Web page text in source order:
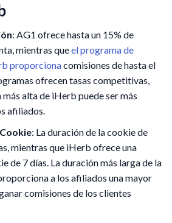
: AG1 ofrece hasta un 15% de
mientras queel programa de
proporcionacomisiones de hasta el
ofrecen tasas competitivas,
alta de iHerb puede ser más
afiliados.
: La duración de la cookie de
mientras que iHerb ofrece una
de 7 días. La duración más larga de la
a los afiliados una mayor
comisiones de los clientes